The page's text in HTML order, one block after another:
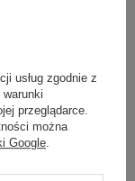
usług zgodnie z
przeglądarce.
można
Google.